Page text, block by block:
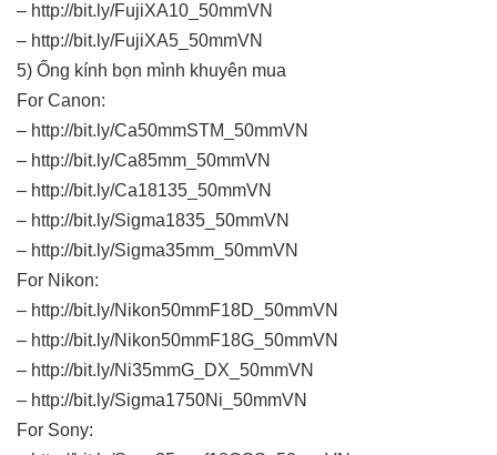
– http://bit.ly/FujiXA10_50mmVN
– http://bit.ly/FujiXA5_50mmVN
5) Ống kính bọn mình khuyên mua
For Canon:
– http://bit.ly/Ca50mmSTM_50mmVN
– http://bit.ly/Ca85mm_50mmVN
– http://bit.ly/Ca18135_50mmVN
– http://bit.ly/Sigma1835_50mmVN
– http://bit.ly/Sigma35mm_50mmVN
For Nikon:
– http://bit.ly/Nikon50mmF18D_50mmVN
– http://bit.ly/Nikon50mmF18G_50mmVN
– http://bit.ly/Ni35mmG_DX_50mmVN
– http://bit.ly/Sigma1750Ni_50mmVN
For Sony: